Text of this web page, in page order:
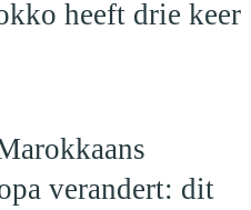
heeft drie keer
verandert: dit